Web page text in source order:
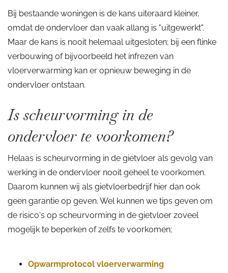
Bij bestaande woningen is de kans uiteraard kleiner,
omdat de ondervloer dan vaak allang is "uitgewerkt".
Maar de kans is nooit helemaal uitgesloten; bij een flinke
verbouwing of bijvoorbeeld het infrezen van
vloerverwarming kan er opnieuw beweging in de
ondervloer ontstaan.
Is scheurvorming in de
ondervloer te voorkomen?
Helaas is scheurvorming in de gietvloer als gevolg van
werking in de ondervloer nooit geheel te voorkomen.
Daarom kunnen wij als gietvloerbedrijf hier dan ook
geen garantie op geven. Wel kunnen we tips geven om
de risico's op scheurvorming in de gietvloer zoveel
mogelijk te beperken of zelfs te voorkomen;
Opwarmprotocol vloerverwarming